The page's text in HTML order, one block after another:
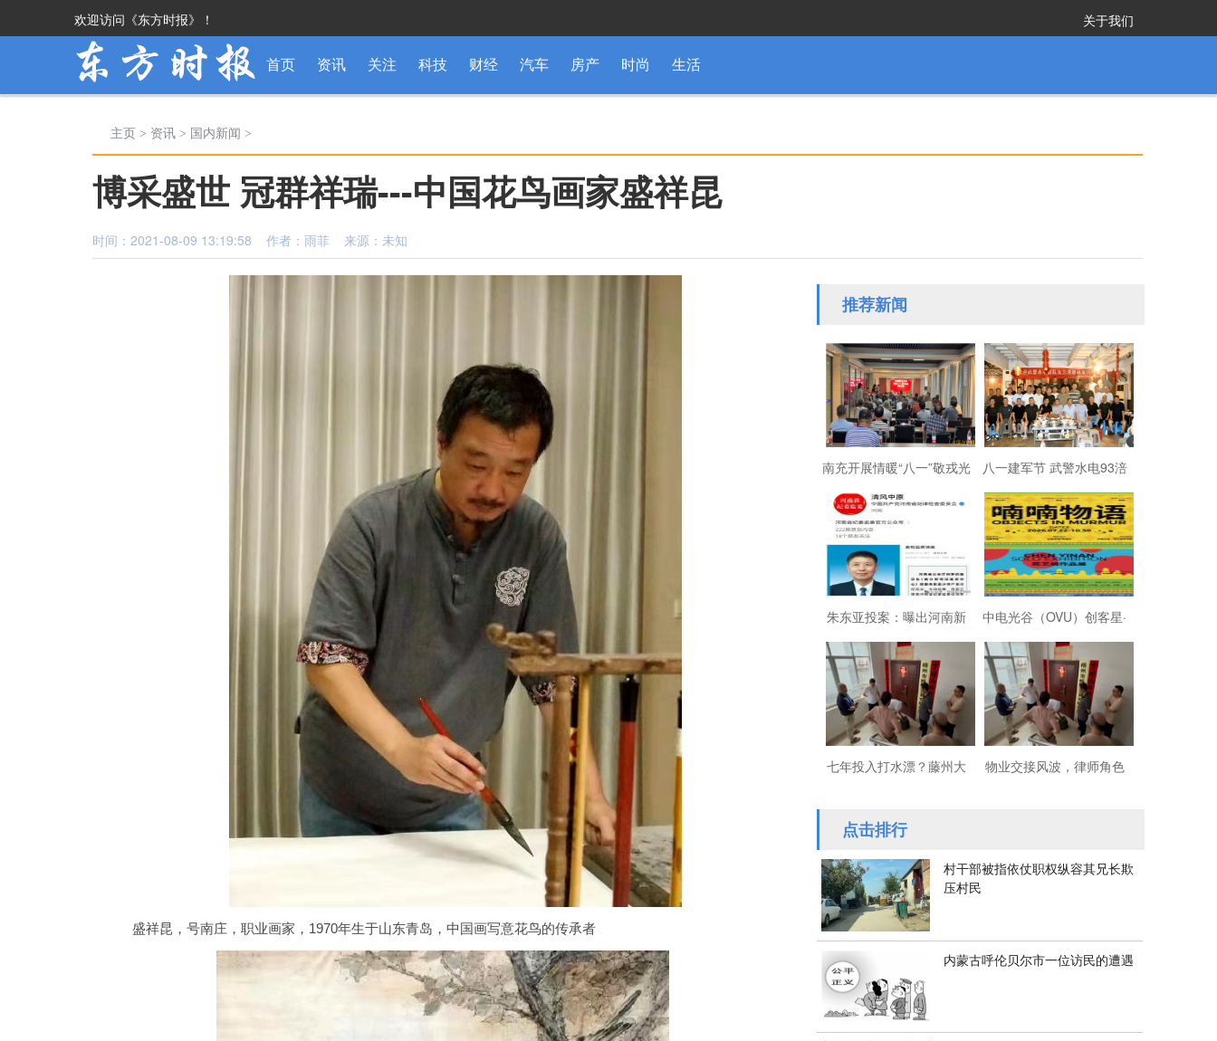
欢迎访问《东方时报》！ 关于我们
首页 资讯 关注 科技 财经 汽车 房产 时尚 生活
主页 > 资讯 > 国内新闻 >
博采盛世 冠群祥瑞---中国花鸟画家盛祥昆
时间：2021-08-09 13:19:58 作者：雨菲 来源：未知
盛祥昆，号南庄，职业画家，1970年生于山东青岛，中国画写意花鸟的传承者
推荐新闻
南充开展情暖“八一”敬戎光
·拥军助老进社区慰问活动
八一建军节 武警水电93涪
陵战友欢聚磐石玉寨赓续
军旅初心
朱东亚投案：曝出河南新
乡顶着35项违法行为“远洋
捕捞”港商
中电光谷（OVU）创客星·
成都芯谷人工智能OPC社
区“芯创社”正
七年投入打水漂？藤州大 物业交接风波，律师角色
点击排行
村干部被指依仗职权纵容其兄长欺
压村民
内蒙古呼伦贝尔市一位访民的遭遇